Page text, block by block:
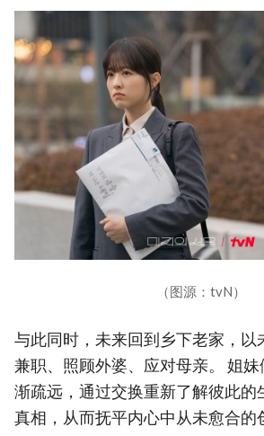
（图源：tvN）
与此同时，未来回到乡下老家，以
兼职、照顾外婆、应对母亲。 姐
渐疏远，通过交换重新了解彼此的
真相，从而抚平内心中从未愈合的